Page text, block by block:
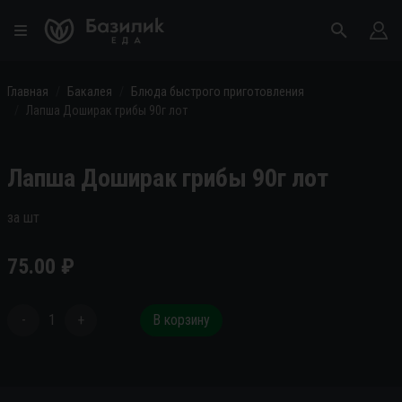
Главная Бакалея
Блюда быстрого приготовления
Лапша Доширак грибы 90г лот
Лапша Доширак грибы 90г лот
за шт
75.00 ₽
- 1 + В корзину